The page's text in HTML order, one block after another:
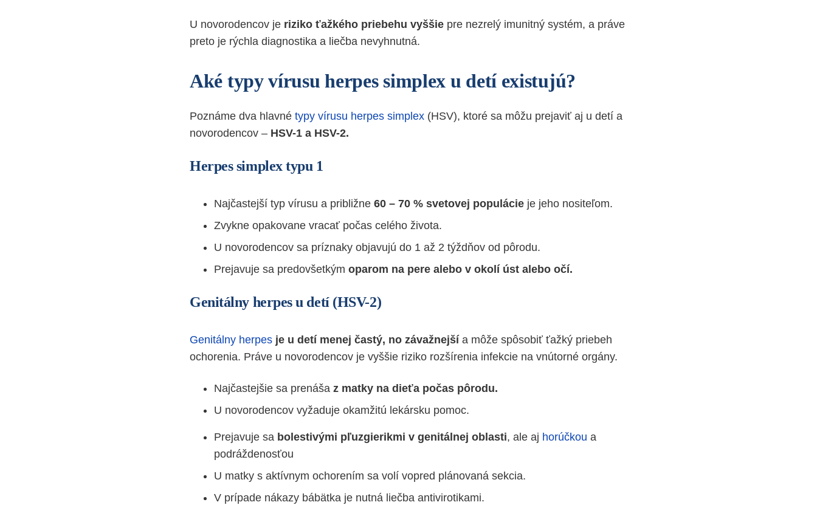
U novorodencov je riziko ťažkého priebehu vyššie pre nezrelý imunitný systém, a práve
preto je rýchla diagnostika a liečba nevyhnutná.
Aké typy vírusu herpes simplex u detí existujú?
Poznáme dva hlavné typy vírusu herpes simplex (HSV), ktoré sa môžu prejaviť aj u detí a
novorodencov – HSV-1 a HSV-2.
Herpes simplex typu 1
Najčastejší typ vírusu a približne 60 – 70 % svetovej populácie je jeho nositeľom.
Zvykne opakovane vracať počas celého života.
U novorodencov sa príznaky objavujú do 1 až 2 týždňov od pôrodu.
Prejavuje sa predovšetkým oparom na pere alebo v okolí úst alebo očí.
Genitálny herpes u detí (HSV-2)
Genitálny herpes je u detí menej častý, no závažnejší a môže spôsobiť ťažký priebeh
ochorenia. Práve u novorodencov je vyššie riziko rozšírenia infekcie na vnútorné orgány.
Najčastejšie sa prenáša z matky na dieťa počas pôrodu.
U novorodencov vyžaduje okamžitú lekársku pomoc.
Prejavuje sa bolestivými pľuzgierikmi v genitálnej oblasti, ale aj horúčkou a
podráždenosťou
U matky s aktívnym ochorením sa volí vopred plánovaná sekcia.
V prípade nákazy bábätka je nutná liečba antivirotikami.